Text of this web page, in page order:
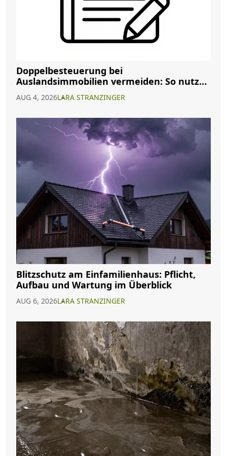
Doppelbesteuerung bei
Auslandsimmobilien vermeiden: So nutzen
AUG 4, 2026LARA STRANZINGER
Blitzschutz am Einfamilienhaus: Pflicht,
Aufbau und Wartung im Überblick
AUG 6, 2026LARA STRANZINGER